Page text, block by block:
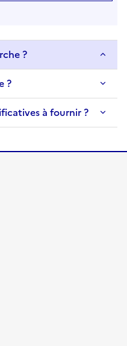
?
?
à fournir ?
démarche